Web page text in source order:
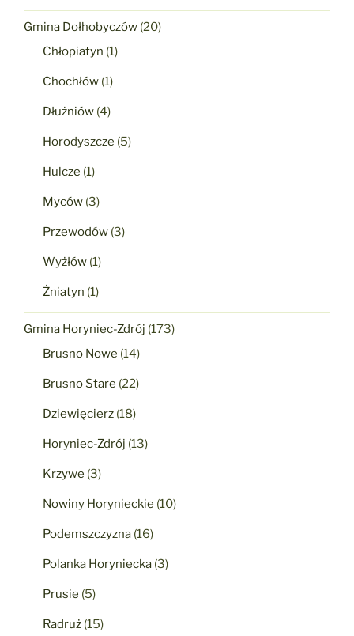
Gmina Dołhobyczów (20)
Chłopiatyn (1)
Chochłów (1)
Dłużniów (4)
Horodyszcze (5)
Hulcze (1)
Myców (3)
Przewodów (3)
Wyżłów (1)
Żniatyn (1)
Gmina Horyniec-Zdrój (173)
Brusno Nowe (14)
Brusno Stare (22)
Dziewięcierz (18)
Horyniec-Zdrój (13)
Krzywe (3)
Nowiny Horynieckie (10)
Podemszczyzna (16)
Polanka Horyniecka (3)
Prusie (5)
Radruż (15)